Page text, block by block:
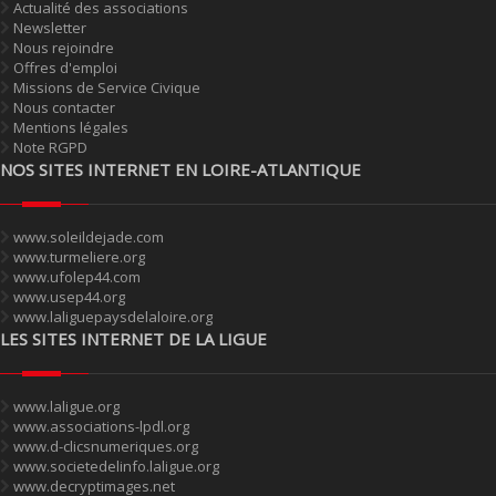
Actualité des associations
Newsletter
Nous rejoindre
Offres d'emploi
Missions de Service Civique
Nous contacter
Mentions légales
Note RGPD
NOS SITES INTERNET EN LOIRE-ATLANTIQUE
www.soleildejade.com
www.turmeliere.org
www.ufolep44.com
www.usep44.org
www.laliguepaysdelaloire.org
LES SITES INTERNET DE LA LIGUE
www.laligue.org
www.associations-lpdl.org
www.d-clicsnumeriques.org
www.societedelinfo.laligue.org
www.decryptimages.net